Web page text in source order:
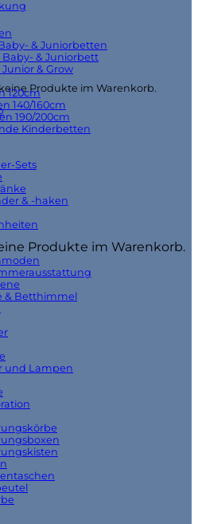
Produkte im Warenkorb.
Produkte im Warenkorb.
& Juniorbetten
Baby- & Juniorbett
& Grow
120cm
140/160cm
190/200cm
Kinderbetten
Sets
& -haken
& Betthimmel
und Lampen